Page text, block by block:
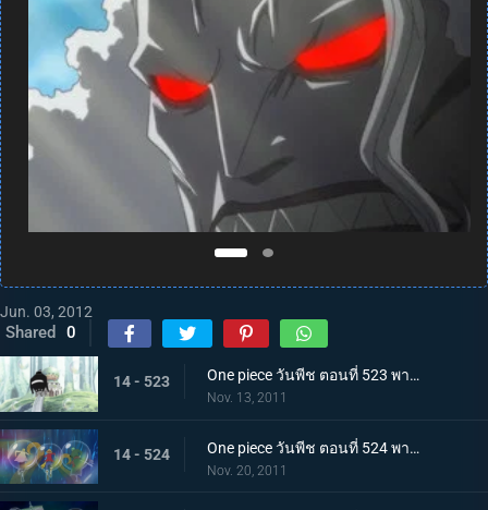
Jun. 03, 2012
Shared 0
14 - 523 One piece วันพีช ตอนที่ 523 พากย์ไทย ความจริงที่น่าตกตะลึง ชายผู้ปกป้องเรือซันนี่
Nov. 13, 2011
14 - 524 One piece วันพีช ตอนที่ 524 พากย์ไทย การต่อสู้ใต้ทะเลที่แลกด้วยชีวิต! สัตว์ประหลาดแห่งท้องทะเลปรากฏ
Nov. 20, 2011